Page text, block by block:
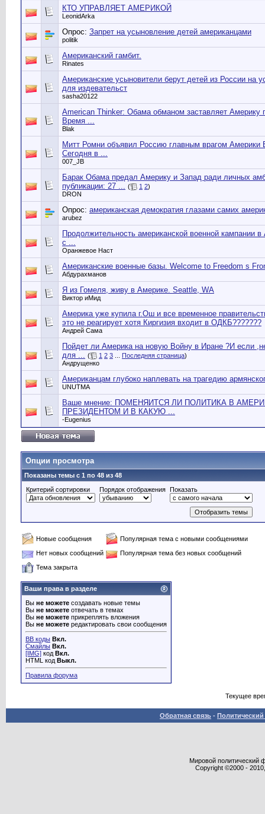
КТО УПРАВЛЯЕТ АМЕРИКОЙ
LeonidArka
Опрос: Запрет на усыновление детей американцами
politik
Американский гамбит.
Rinates
Американские усыновители берут детей из России на
для издевательст
sasha20122
American Thinker: Обама обманом заставляет Америку
Время ...
Blak
Митт Ромни объявил Россию главным врагом Америки
Сегодня в ...
007_JB
Барак Обама предал Америку и Запад ради личных
публикации: 27 ... ( 1 2)
DRON
Опрос: американская демократия глазами самих
arubez
Продолжительность американской военной кампании
с ...
Оранжевое Наст
Американские военные базы. Welcome to Freedom s
Абдурахманов
Я из Гомеля, живу в Америке. Seattle, WA
Виктор иМид
Америка уже купила г.Ош и все временное
это не реагирует хотя Киргизия входит в ОДКБ???????
Андрей Сама
Пойдет ли Америка на новую Войну в Иране ?И если
для ... ( 1 2 3 Последняя страница)
Андрущенко
Американцам глубоко наплевать на трагедию
UNUTMA
Ваше мнение: ПОМЕНЯИТСЯ ЛИ ПОЛИТИКА В
ПРЕЗИДЕНТОМ И В КАКУЮ ...
-Eugenius
Опции просмотра
Показаны темы с 1 по 48 из 48
Критерий сортировки
Порядок отображения Показать
Новые сообщения
Популярная тема с новыми сообщениями
Нет новых сообщений
Популярная тема без новых сообщений
Тема закрыта
Ваши права в разделе
Вы не можете создавать новые темы
Вы не можете отвечать в темах
Вы не можете прикреплять вложения
Вы не можете редактировать свои сообщения
BB коды Вкл.
Смайлы Вкл.
[IMG] код Вкл.
HTML код Выкл.
Правила форума
Текущее
Обратная связь -
Мировой политический
Copyright ©2000 -